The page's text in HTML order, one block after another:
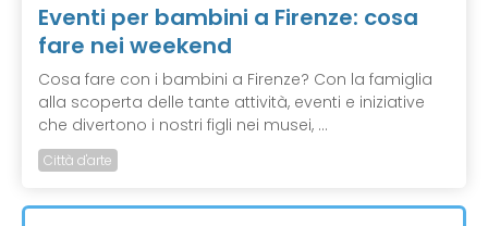
Eventi per bambini a Firenze: cosa
fare nei weekend
Cosa fare con i bambini a Firenze? Con la famiglia
alla scoperta delle tante attività, eventi e iniziative
che divertono i nostri figli nei musei, ...
Città d'arte